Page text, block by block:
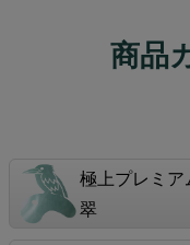
商品
極上プレミア
翠